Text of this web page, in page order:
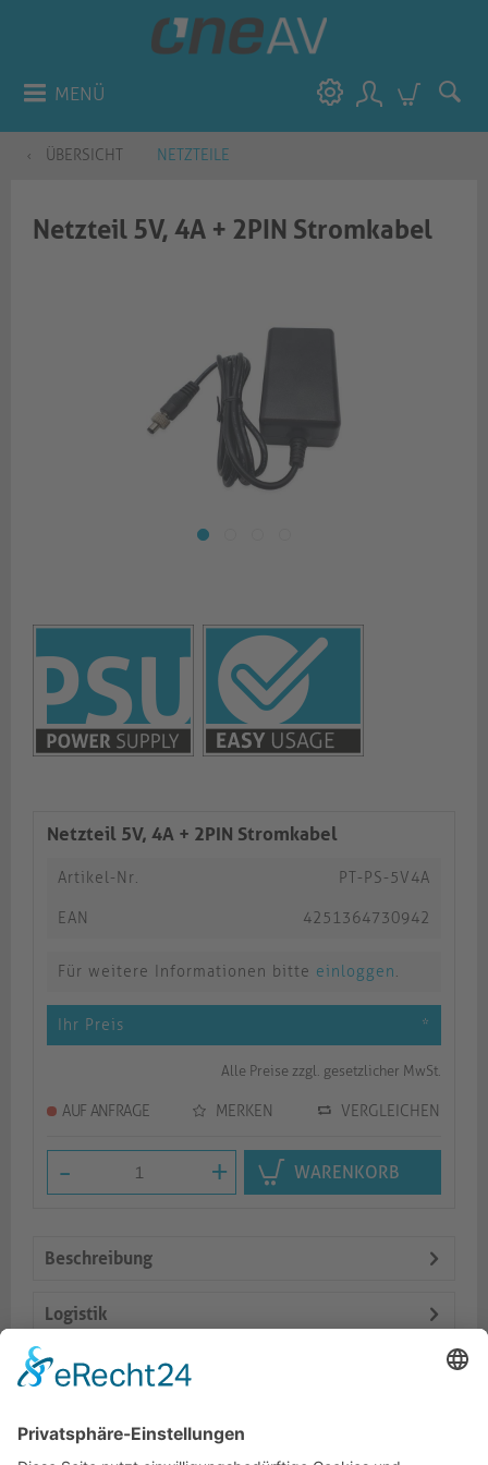
MENÜ
ÜBERSICHT NETZTEILE
Netzteil 5V, 4A + 2PIN Stromkabel
Netzteil 5V, 4A + 2PIN Stromkabel
Artikel-Nr. PT-PS-5V4A
EAN 4251364730942
Für weitere Informationen bitte einloggen.
Ihr Preis *
Alle Preise zzgl. gesetzlicher MwSt.
AUF ANFRAGE MERKEN VERGLEICHEN
- + WARENKORB
Beschreibung
Logistik
Spezifikationen
Dokumente